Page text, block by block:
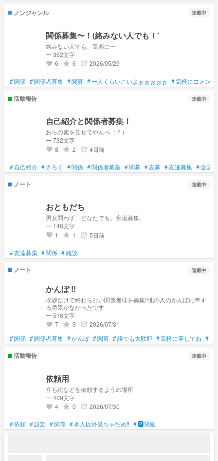
ノンジャンル 連載中
関係募集〜！(絡みない人でも！'
絡みない人でも、気楽に〜
ー 362文字
favorite 6 grade 6 update 2026/05/29
#関係 #関係者募集 #関募 #一人くらいこいよぉぉぉぉぉ #気軽にコメン
活動報告 連載中
自己紹介と関係者募集！
おらの素を見せてやんべ（？）
ー 732文字
favorite 8 grade 2 update 4日前
#自己紹介 #さろく #関係 #関係者募集 #関募 #友募 #友達募集 #全国
ノート 連載中
おともだち
男女問わず、どなたでも。永遠募集。
ー 148文字
favorite 1 grade 1 update 5日前
#友達募集 #関係 #雑談
ノート 連載中
かんぼ !!
挨拶だけで終わらない関係者様を募集!!他の人のかんぼに💬す
る勇気がなかったです
ー 516文字
favorite 7 grade 3 update 2026/07/31
#関係 #関係者募集 #かんぼ #関募 #誰でも大歓迎 #気軽に💬してね #初
活動報告 連載中
依頼用
立ち絵などを依頼するようの場所
ー 409文字
favorite 4 grade 0 update 2026/07/30
#依頼 #設定 #関係 #本人以外見ちゃだめ‼ #🅿️関連